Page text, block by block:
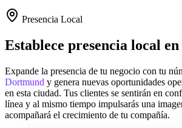
Presencia Local
Establece presencia local en
Expande la presencia de tu negocio con tu
Dortmund y genera nuevas oportunidades
en esta ciudad. Tus clientes se sentirán en
línea y al mismo tiempo impulsarás una
acompañará el crecimiento de tu compañía.